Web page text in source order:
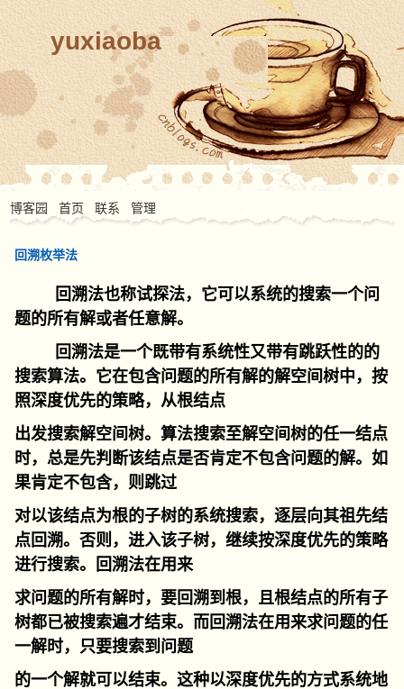
yuxiaoba
博客园 首页 联系 管理
回溯枚举法
回溯法也称试探法，它可以系统的搜索一个问
题的所有解或者任意解。
回溯法是一个既带有系统性又带有跳跃性的的
搜索算法。它在包含问题的所有解的解空间树中，按
照深度优先的策略，从根结点
出发搜索解空间树。算法搜索至解空间树的任一结点
时，总是先判断该结点是否肯定不包含问题的解。如
果肯定不包含，则跳过
对以该结点为根的子树的系统搜索，逐层向其祖先结
点回溯。否则，进入该子树，继续按深度优先的策略
进行搜索。回溯法在用来
求问题的所有解时，要回溯到根，且根结点的所有子
树都已被搜索遍才结束。而回溯法在用来求问题的任
一解时，只要搜索到问题
的一个解就可以结束。这种以深度优先的方式系统地